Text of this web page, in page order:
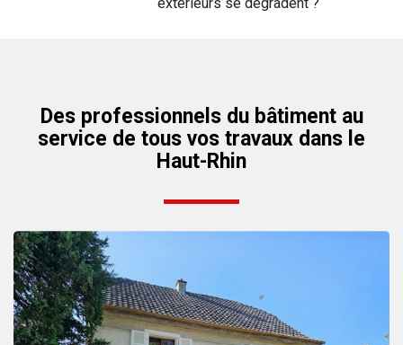
Des professionnels du bâtiment au
service de tous vos travaux dans le
Haut-Rhin